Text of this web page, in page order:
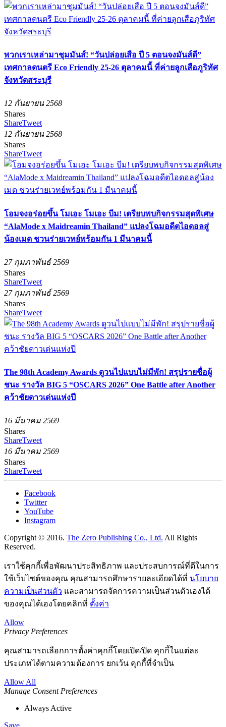
พวกเราเหล่ามาชุมมันส์! “วันปล่อยเสือ ปี 5 ตอนจงมันส์ดี”
เทศกาลดนตรี Eco Friendly 25-26 ตุลาคมนี้ ที่ค่ายลูกเสือภูริทัศ
จังหวัดสระบุรี
12 กันยายน 2568
Shares
ShareTweet
12 กันยายน 2568
Shares
ShareTweet
โอมจงอร่อยขึ้น โมเอะ โมเอะ บีม! เตรียบพบกิจกรรมสุดพิเศษ
“AlaMode x Maidreamin Thailand” แปลงโฉมอดีตไอดอลสู่
น้องเมด ชวนร่ายเวทย์พร้อมกัน 1 มีนาคมนี้
27 กุมภาพันธ์ 2569
Shares
ShareTweet
27 กุมภาพันธ์ 2569
Shares
ShareTweet
The 98th Academy Awards ดูวนไปแบบไม่มีพัก! สรุปรายชื่อผู้
ชนะ รางวัล BIG 5 “OSCARS 2026” One Battle after Another
คว้าชัยดาวเด่นแห่งปี
16 มีนาคม 2569
Shares
ShareTweet
16 มีนาคม 2569
Shares
ShareTweet
Facebook
Twitter
YouTube
Instagram
Copyright © 2016. The Zero Publishing Co., Ltd. All Rights
Reserved.
เราใช้คุกกี้เพื่อพัฒนาประสิทธิภาพ และประสบการณ์ที่ดีในการ
ใช้เว็บไซต์ของคุณ คุณสามารถศึกษารายละเอียดได้ที่ นโยบาย
ความเป็นส่วนตัว และสามารถจัดการความเป็นส่วนตัวเองได้
ของคุณได้เองโดยคลิกที่ ตั้งค่า
Allow
Privacy Preferences
คุณสามารถเลือกการตั้งค่าคุกกี้โดยเปิด/ปิด คุกกี้ในแต่ละ
ประเภทได้ตามความต้องการ ยกเว้น คุกกี้ที่จำเป็น
Allow All
Manage Consent Preferences
Always Active